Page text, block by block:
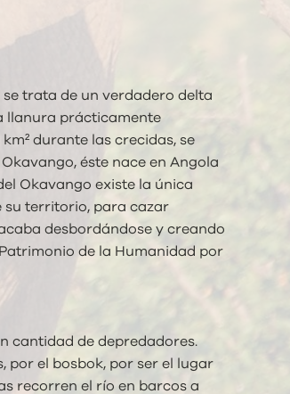
se trata de un verdadero delta
llanura prácticamente
durante las crecidas, se
éste nace en Angola
Okavango existe la única
su territorio, para cazar
desbordándose y creando
de la Humanidad por
cantidad de depredadores.
por el bosbok, por ser el lugar
recorren el río en barcos a